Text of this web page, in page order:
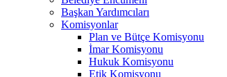
Başkan Yardımcıları
Komisyonlar
Plan ve Bütçe Komisyonu
İmar Komisyonu
Hukuk Komisyonu
Etik Komisyonu